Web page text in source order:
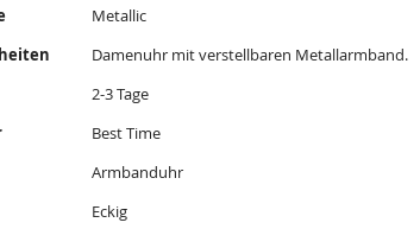
Metallic
Damenuhr mit verstellbaren Metallarmband.
2-3 Tage
Best Time
Armbanduhr
Eckig